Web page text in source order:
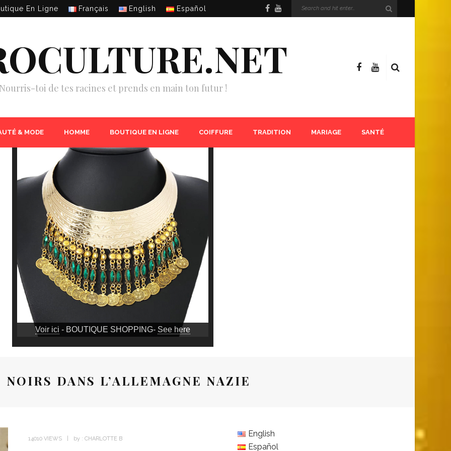
En Ligne Français English Español
toi de tes racines et prends en main ton futur !
& MODE HOMME BOUTIQUE EN LIGNE COIFFURE TRADITION MARIAGE SANTÉ
Voir ici - BOUTIQUE SHOPPING- See here
NOIRS DANS L’ALLEMAGNE NAZIE
14010 VIEWS by : CHARLOTTE B
English
Español